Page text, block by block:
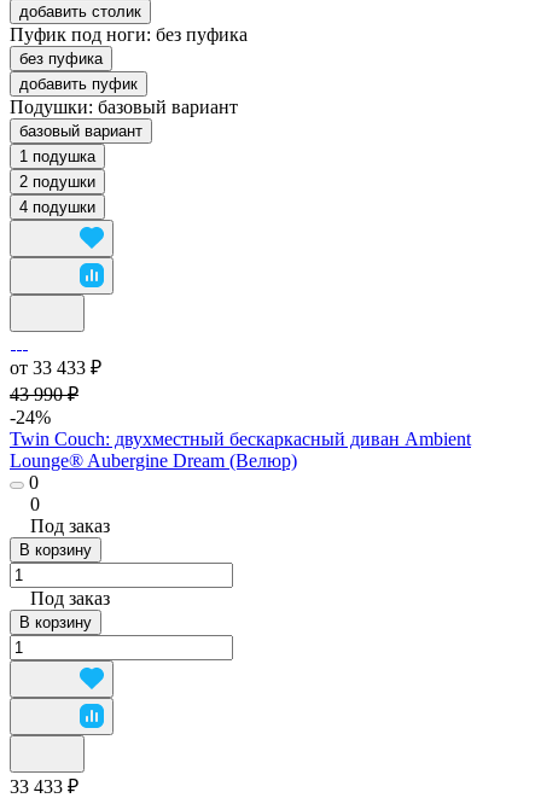
добавить столик
Пуфик под ноги: без пуфика
без пуфика
добавить пуфик
Подушки: базовый вариант
базовый вариант
1 подушка
2 подушки
4 подушки
от 33 433 ₽
43 990 ₽
-24%
Twin Couch: двухместный бескаркасный диван Ambient
Lounge® Aubergine Dream (Велюр)
0
0
Под заказ
В корзину
Под заказ
В корзину
33 433 ₽